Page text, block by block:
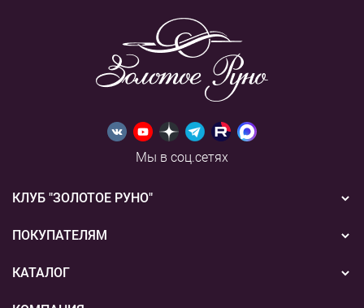
Мы в соц.сетях
КЛУБ "ЗОЛОТОЕ РУНО"
Новости
Акции
ПОКУПАТЕЛЯМ
Бонусная система
Подарочные сертификаты
КАТАЛОГ